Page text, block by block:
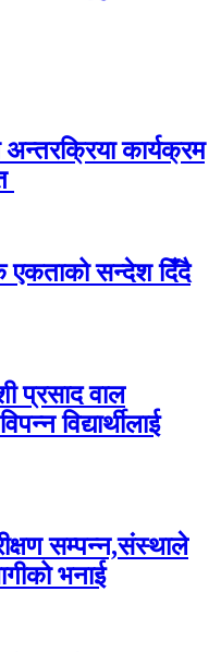
अन्तरक्रिया कार्यक्रम
एकताको सन्देश दिँदै
प्रसाद वाल
विद्यार्थीलाई
सम्पन्न,संस्थाले
भनाई